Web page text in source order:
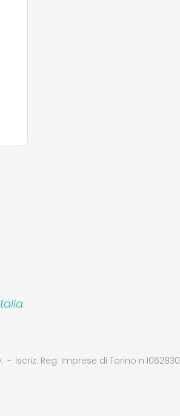
Iscriz. Reg. Imprese di Torino